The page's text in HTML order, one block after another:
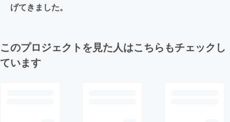
げてきました。
このプロジェクトを見た人はこちらもチェックし
ています